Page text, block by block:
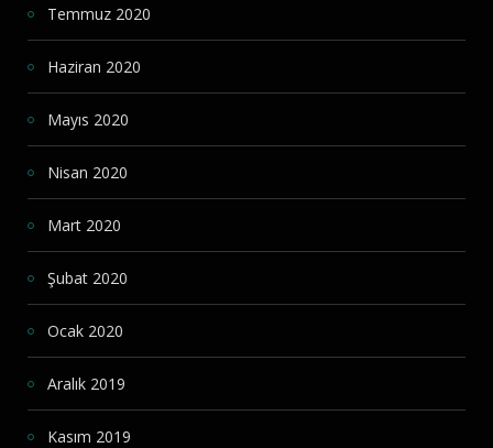
Temmuz 2020
Haziran 2020
Mayıs 2020
Nisan 2020
Mart 2020
Şubat 2020
Ocak 2020
Aralık 2019
Kasım 2019